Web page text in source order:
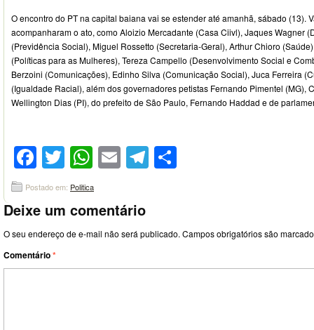
O encontro do PT na capital baiana vai se estender até amanhã, sábado (13).
acompanharam o ato, como Aloizio Mercadante (Casa Ciivl), Jaques Wagner
(Previdência Social), Miguel Rossetto (Secretaria-Geral), Arthur Chioro
(Políticas para as Mulheres), Tereza Campello (Desenvolvimento Social e
Berzoini (Comunicações), Edinho Silva (Comunicação Social), Juca Ferreira
(Igualdade Racial), além dos governadores petistas Fernando Pimentel (MG),
Wellington Dias (PI), do prefeito de São Paulo, Fernando Haddad e de
Facebook
Twitter
WhatsApp
EmailTelegram
Postado em: Politica
Deixe um comentário
O seu endereço de e-mail não será publicado. Campos obrigatórios são
Comentário*